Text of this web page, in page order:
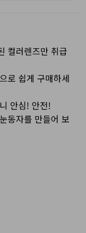
컬러렌즈만 취급
로 쉽게 구매하세
안심! 안전!
동자를 만들어 보